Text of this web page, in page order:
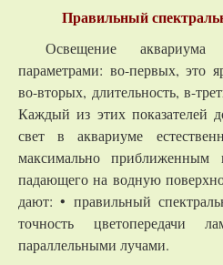
Правильный
Освещение аквариума
параметрами: во-первых, это
во-вторых, длительность, в-
Каждый из этих показателей
свет в аквариуме
максимально приближенным
падающего на водную
дают: • правильный
точность
параллельными лучами.